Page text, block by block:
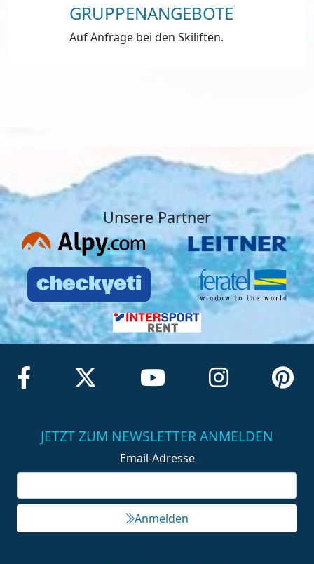
GRUPPENANGEBOTE
Auf Anfrage bei den Skiliften.
Unsere Partner
JETZT ZUM NEWSLETTER ANMELDEN
Email-Adresse
Anmelden